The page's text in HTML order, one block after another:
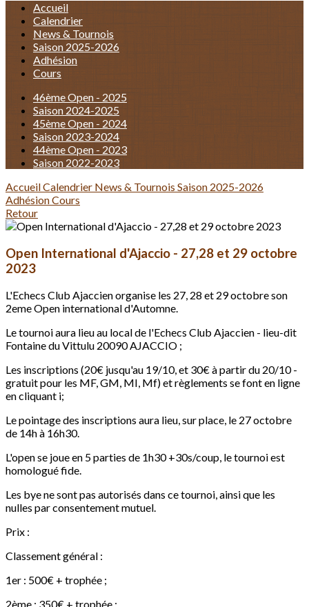
Accueil
Calendrier
News & Tournois
Saison 2025-2026
Adhésion
Cours
46ème Open - 2025
Saison 2024-2025
45ème Open - 2024
Saison 2023-2024
44ème Open - 2023
Saison 2022-2023
AccueilCalendrier News & Tournois Saison 2025-2026
AdhésionCours
Retour
Open International d'Ajaccio - 27,28 et 29 octobre
2023
L'Echecs Club Ajaccien organise les 27, 28 et 29 octobre son
2eme Open international d'Automne.
Le tournoi aura lieu au local de l'Echecs Club Ajaccien - lieu-dit
Fontaine du Vittulu 20090 AJACCIO ;
Les inscriptions (20€ jusqu'au 19/10, et 30€ à partir du 20/10 -
gratuit pour les MF, GM, MI, Mf) et règlements se font en ligne
en cliquant i;
Le pointage des inscriptions aura lieu, sur place, le 27 octobre
de 14h à 16h30.
L'open se joue en 5 parties de 1h30 +30s/coup, le tournoi est
homologué fide.
Les bye ne sont pas autorisés dans ce tournoi, ainsi que les
nulles par consentement mutuel.
Prix :
Classement général :
1er : 500€ + trophée ;
2ème : 350€ + trophée ;